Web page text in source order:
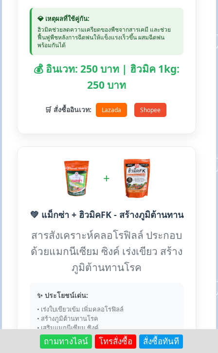
💎 เหตุผลที่ใช้คู่กัน:
ฮิวมิคช่วยลดความเครียดของพืชจากสารเคมี และช่วย
ฟื้นฟูพืชหลังการฉีดพ่นให้แข็งแรงเร็วขึ้น ผสมฉีดพ่น
พร้อมกันได้
💰 อินเวท: 250 บาท | ฮิวมิค 1kg:
250 บาท
🛒 สั่งซื้ออินเวท: Lazada Shopee
+
💚 แม็กซ่า + ฮิวมิคFK - สร้างภูมิต้านทาน
สารสังเคราะห์คลอโรฟิลล์ ประกอบ
ด้วยแมกนีเซียม ซิงค์ เร่งเขียว สร้าง
ภูมิต้านทานโรค
✨ ประโยชน์เด่น:
• เร่งใบเขียวเข้ม เพิ่มคลอโรฟิลล์
• สร้างภูมิต้านทานโรค
• เสริมแมกนีเซียม ซิงค์
ถามทางไลน์ โทรสั่งซื้อ สั่งซื้อทันที